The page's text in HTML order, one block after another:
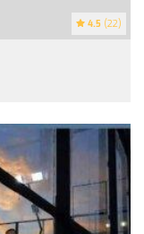
4.5 (22)